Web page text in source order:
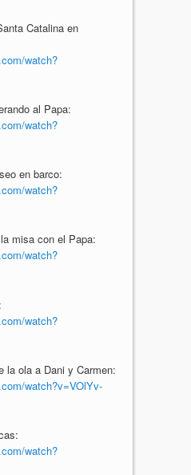
Catalina en
watch?
al Papa:
watch?
en barco:
watch?
misa con el Papa:
watch?
watch?
la ola a Dani y Carmen:
watch?v=VOlYv-
watch?